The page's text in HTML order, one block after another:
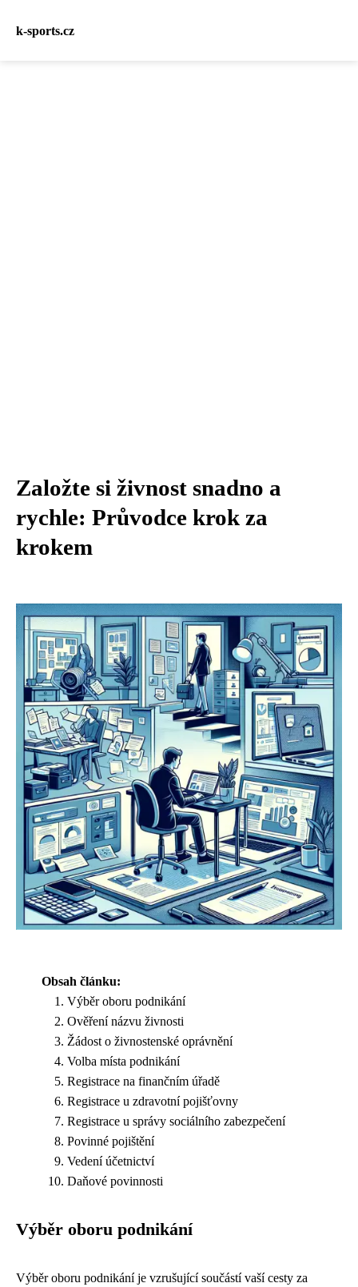
k-sports.cz
Založte si živnost snadno a
rychle: Průvodce krok za
krokem
Obsah článku:
Výběr oboru podnikání
Ověření názvu živnosti
Žádost o živnostenské oprávnění
Volba místa podnikání
Registrace na finančním úřadě
Registrace u zdravotní pojišťovny
Registrace u správy sociálního zabezpečení
Povinné pojištění
Vedení účetnictví
Daňové povinnosti
Výběr oboru podnikání
Výběr oboru podnikání je vzrušující součástí vaší cesty za